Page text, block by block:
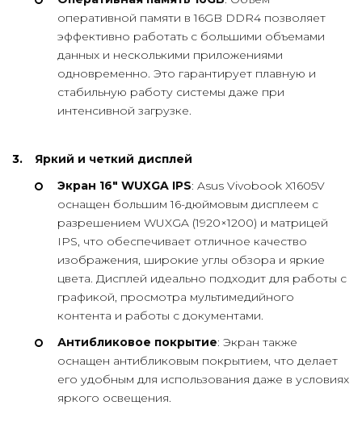
оперативной памяти в 16GB DDR4 позволяет
эффективно работать с большими объемами
данных и несколькими приложениями
одновременно. Это гарантирует плавную и
стабильную работу системы даже при
интенсивной загрузке.
Яркий и четкий дисплей
Экран 16″ WUXGA IPS: Asus Vivobook X1605V
оснащен большим 16-дюймовым дисплеем с
разрешением WUXGA (1920×1200) и матрицей
IPS, что обеспечивает отличное качество
изображения, широкие углы обзора и яркие
цвета. Дисплей идеально подходит для работы с
графикой, просмотра мультимедийного
контента и работы с документами.
Антибликовое покрытие: Экран также
оснащен антибликовым покрытием, что делает
его удобным для использования даже в условиях
яркого освещения.